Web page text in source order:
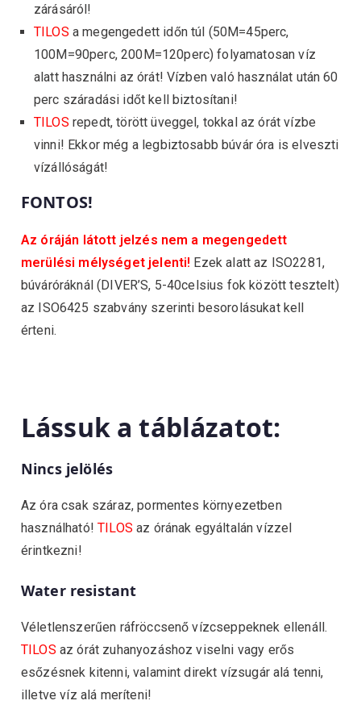
zárásáról!
TILOS a megengedett időn túl (50M=45perc,
100M=90perc, 200M=120perc) folyamatosan víz
alatt használni az órát! Vízben való használat után 60
perc száradási időt kell biztosítani!
TILOS repedt, törött üveggel, tokkal az órát vízbe
vinni! Ekkor még a legbiztosabb búvár óra is elveszti
vízállóságát!
FONTOS!
Az óráján látott jelzés nem a megengedett
merülési mélységet jelenti! Ezek alatt az ISO2281,
búváróráknál (DIVER’S, 5-40celsius fok között tesztelt)
az ISO6425 szabvány szerinti besorolásukat kell
érteni.
Lássuk a táblázatot:
Nincs jelölés
Az óra csak száraz, pormentes környezetben
használható!TILOS az órának egyáltalán vízzel
érintkezni!
Water resistant
Véletlenszerűen ráfröccsenő vízcseppeknek ellenáll.
TILOS az órát zuhanyozáshoz viselni vagy erős
esőzésnek kitenni, valamint direkt vízsugár alá tenni,
illetve víz alá meríteni!